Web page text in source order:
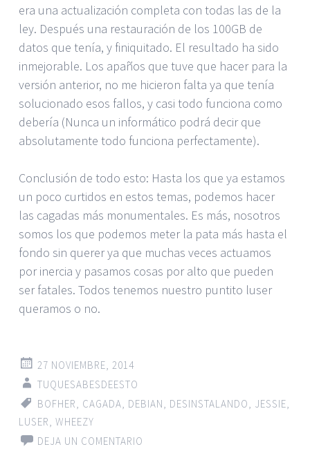
era una actualización completa con todas las de la
ley. Después una restauración de los 100GB de
datos que tenía, y finiquitado. El resultado ha sido
inmejorable. Los apaños que tuve que hacer para la
versión anterior, no me hicieron falta ya que tenía
solucionado esos fallos, y casi todo funciona como
debería (Nunca un informático podrá decir que
absolutamente todo funciona perfectamente).
Conclusión de todo esto: Hasta los que ya estamos
un poco curtidos en estos temas, podemos hacer
las cagadas más monumentales. Es más, nosotros
somos los que podemos meter la pata más hasta el
fondo sin querer ya que muchas veces actuamos
por inercia y pasamos cosas por alto que pueden
ser fatales. Todos tenemos nuestro puntito luser
queramos o no.
27 NOVIEMBRE, 2014
TUQUESABESDEESTO
BOFHER, CAGADA, DEBIAN, DESINSTALANDO, JESSIE,
LUSER, WHEEZY
DEJA UN COMENTARIO